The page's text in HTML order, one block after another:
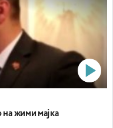
на жими мајка